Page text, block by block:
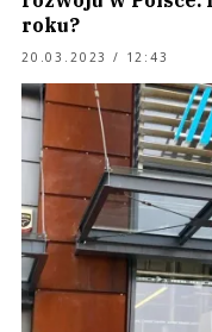
roku?
20.03.2023 / 12:43